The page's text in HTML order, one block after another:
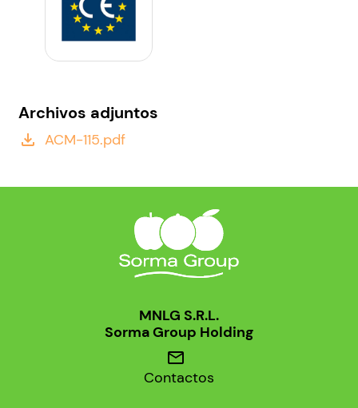
Archivos adjuntos
file_download ACM-115.pdf
MNLG S.R.L.
Sorma Group Holding
mail
Contactos